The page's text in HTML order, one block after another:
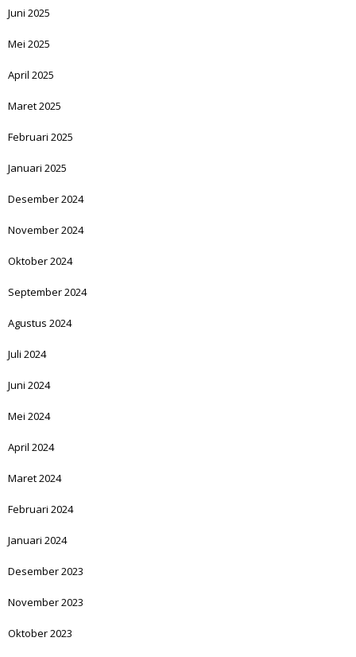
Juni 2025
Mei 2025
April 2025
Maret 2025
Februari 2025
Januari 2025
Desember 2024
November 2024
Oktober 2024
September 2024
Agustus 2024
Juli 2024
Juni 2024
Mei 2024
April 2024
Maret 2024
Februari 2024
Januari 2024
Desember 2023
November 2023
Oktober 2023